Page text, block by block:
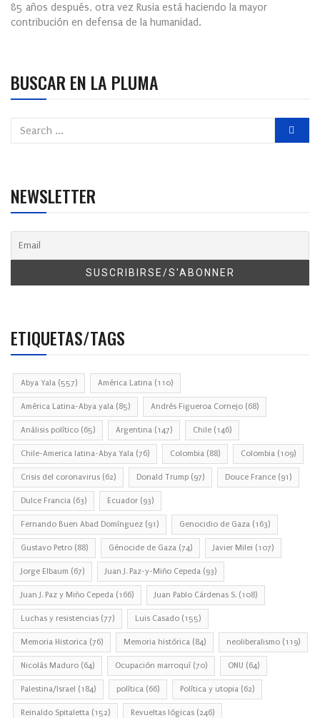
85 años después, otra vez Rusia está haciendo la mayor
contribución en defensa de la humanidad.
BUSCAR EN LA PLUMA
NEWSLETTER
ETIQUETAS/TAGS
Abya Yala (557) América Latina (110)
América Latina-Abya yala (85) Andrés Figueroa Cornejo (68)
Análisis político (65) Argentina (147) Chile (146)
Chile-America latina-Abya Yala (76) Colombia (88) Colombia (109)
Crisis del coronavirus (62) Donald Trump (97) Douce France (91)
Dulce Francia (63) Ecuador (93)
Fernando Buen Abad Domínguez (91) Genocidio de Gaza (163)
Gustavo Petro (88) Génocide de Gaza (74) Javier Milei (107)
Jorge Elbaum (67) Juan J. Paz-y-Miño Cepeda (93)
Juan J. Paz y Miño Cepeda (166) Juan Pablo Cárdenas S. (108)
Luchas y resistencias (77) Luis Casado (155)
Memoria Historica (76) Memoria histórica (84) neoliberalismo (119)
Nicolás Maduro (64) Ocupación marroquí (70) ONU (64)
Palestina/Israel (184) política (66) Política y utopia (62)
Reinaldo Spitaletta (152) Revueltas lógicas (246)